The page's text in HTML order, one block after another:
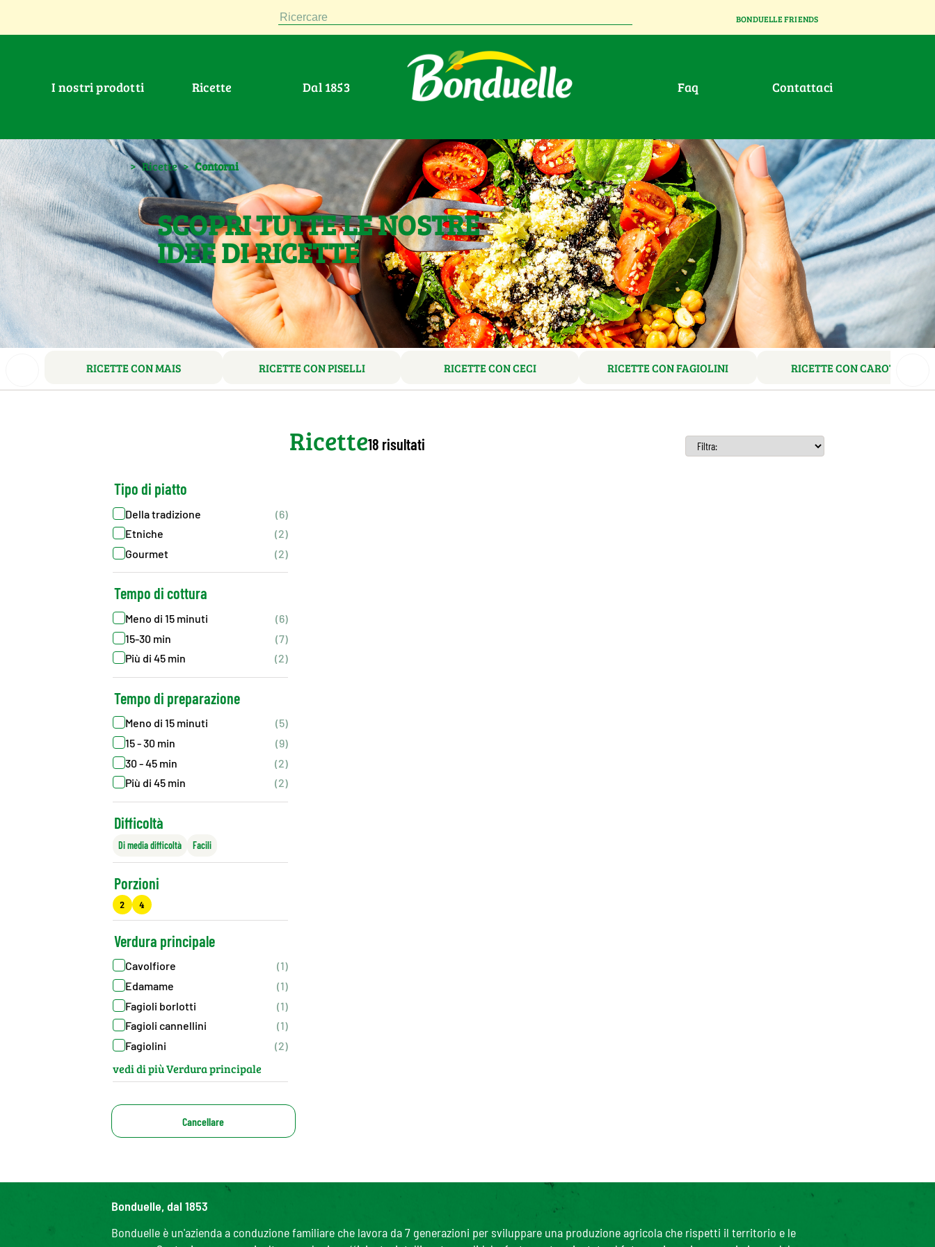
Ricercare BONDUELLE FRIENDS
I nostri prodotti Ricette Dal 1853 faq contattaci
> Ricette > Contorni
SCOPRI TUTTE LE NOSTRE
IDEE DI RICETTE
RICETTE CON MAIS RICETTE CON PISELLI RICETTE CON CECI RICETTE CON FAGIOLINI RICETTE CON CAROTE
Ricette18 risultati
Tipo di piatto
Della tradizione
(6)
Etniche
(2)
Gourmet
(2)
Tempo di cottura
Meno di 15 minuti
(6)
15-30 min
(7)
Più di 45 min
(2)
Tempo di preparazione
Meno di 15 minuti
(5)
15 - 30 min
(9)
30 - 45 min
(2)
Più di 45 min
(2)
Difficoltà
Di media difficoltà Facili
Porzioni
2 4
Verdura principale
Cavolfiore
(1)
Edamame
(1)
Fagioli borlotti
(1)
Fagioli cannellini
(1)
Fagiolini
(2)
vedi di più Verdura principale
Cancellare
Bonduelle, dal 1853
Bonduelle è un'azienda a conduzione familiare che lavora da 7 generazioni per sviluppare una produzione agricola che rispetti il territorio e le